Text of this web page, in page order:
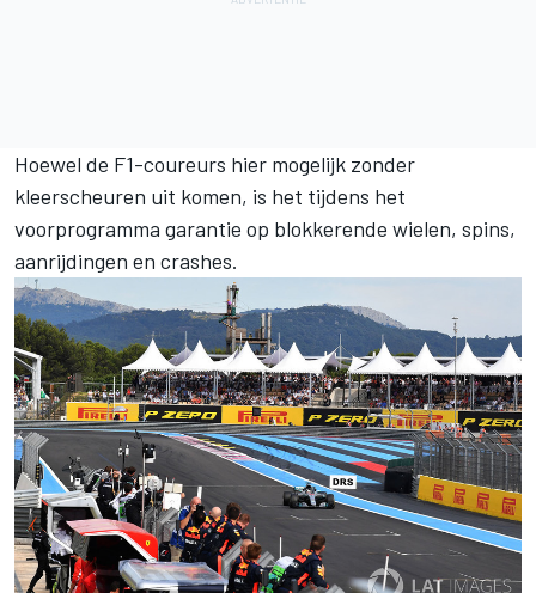
Hoewel de F1-coureurs hier mogelijk zonder
kleerscheuren uit komen, is het tijdens het
voorprogramma garantie op blokkerende wielen, spins,
aanrijdingen en crashes.